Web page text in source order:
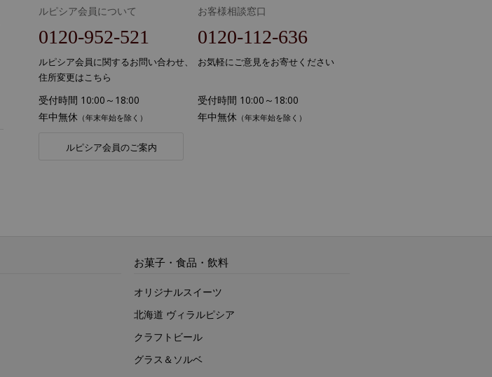
ルピシア会員について
0120-952-521
ルピシア会員に関するお問い合わせ、
住所変更はこちら
受付時間 10:00～18:00
年中無休 （年末年始を除く）
ルピシア会員のご案内
お客様相談窓口
0120-112-636
お気軽にご意見をお寄せください
受付時間 10:00～18:00
年中無休 （年末年始を除く）
お菓子・食品・飲料
オリジナルスイーツ
北海道 ヴィラルピシア
クラフトビール
グラス＆ソルベ